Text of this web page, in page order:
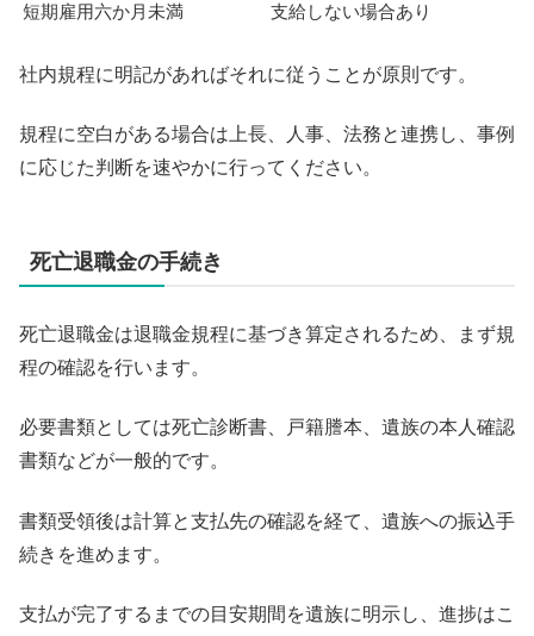
短期雇用六か月未満
支給しない場合あり
社内規程に明記があればそれに従うことが原則です。
規程に空白がある場合は上長、人事、法務と連携し、事例
に応じた判断を速やかに行ってください。
死亡退職金の手続き
死亡退職金は退職金規程に基づき算定されるため、まず規
程の確認を行います。
必要書類としては死亡診断書、戸籍謄本、遺族の本人確認
書類などが一般的です。
書類受領後は計算と支払先の確認を経て、遺族への振込手
続きを進めます。
支払が完了するまでの目安期間を遺族に明示し、進捗はこ